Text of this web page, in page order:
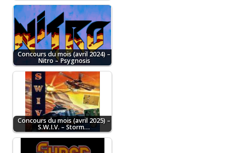
Concours du mois (avril 2024) –
Nitro – Psygnosis
Concours du mois (avril 2025) –
S.W.I.V. – Storm…